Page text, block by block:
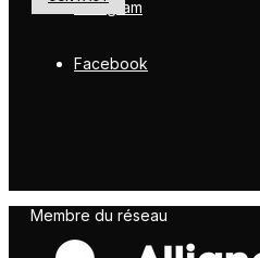
Instagram
Facebook
Membre du réseau